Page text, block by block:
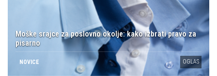
Moške srajce za poslovno okolje: kako izbrati pravo za
pisarno
NOVICE OGLAS